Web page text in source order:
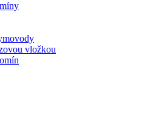
vložkou